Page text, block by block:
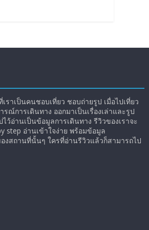
ราเป็นคนชอบเที่ยว ชอบถ่ายรูป เมื่อไปเที่ยว
ณ์การเดินทาง ออกมาเป็นเรื่องเล่าและรูป
ว้อ่านเป็นข้อมูลการเดินทาง รีวิวของเราจะ
step อ่านเข้าใจง่าย พร้อมข้อมูล
งสถานที่นั้นๆ ใครที่อ่านรีวิวแล้วก็สามารถไป